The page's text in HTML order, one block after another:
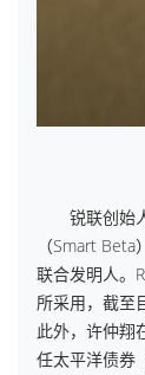
锐联创始人
（Smart
联合发明人。
所采用，截至
此外，许仲翔
任太平洋债券